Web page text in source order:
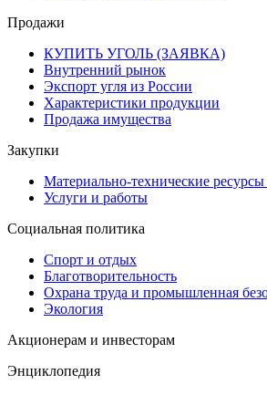
Продажи
КУПИТЬ УГОЛЬ (ЗАЯВКА)
Внутренний рынок
Экспорт угля из России
Характеристики продукции
Продажа имущества
Закупки
Материально-технические
Услуги и работы
Социальная политика
Спорт и отдых
Благотворительность
Охрана труда и промышленная
Экология
Акционерам и инвесторам
Энциклопедия